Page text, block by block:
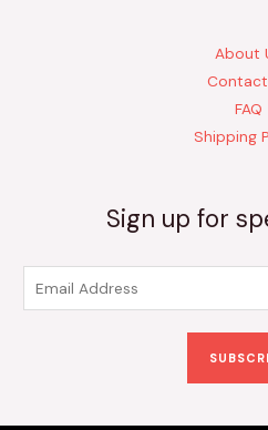
About
Contact
FAQ
Shipping
Sign up for
m